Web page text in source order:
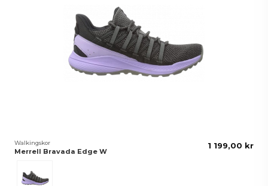
Walkingskor
Merrell Bravada Edge W
1 199,00 kr